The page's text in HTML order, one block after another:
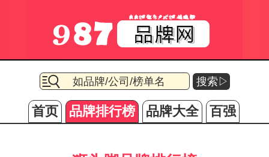
搜索▷
首页 品牌排行榜 品牌大全 百强